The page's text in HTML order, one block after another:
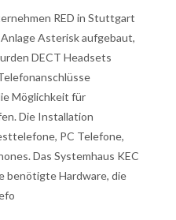
RED in Stuttgart
Asterisk aufgebaut,
DECT Headsets
Möglichkeit für
Die Installation
PC Telefone,
Das Systemhaus KEC
benötigte Hardware, die